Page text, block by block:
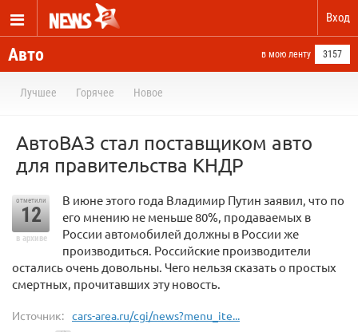
Вход
Авто в мою ленту 3157
Лучшее Горячее Новое
АвтоВАЗ стал поставщиком авто
для правительства КНДР
отметили
12
в архиве
В июне этого года Владимир Путин заявил, что по
его мнению не меньше 80%, продаваемых в
России автомобилей должны в России же
производиться. Российские производители
остались очень довольны. Чего нельзя сказать о простых
смертных, прочитавших эту новость.
Источник: cars-area.ru/cgi/news?menu_ite...